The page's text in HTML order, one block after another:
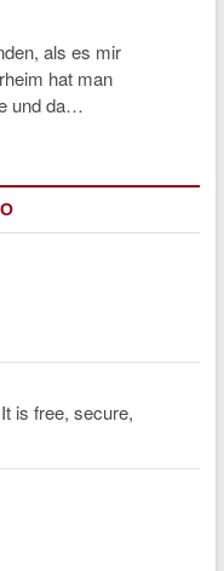
als es mir
hat man
und da…